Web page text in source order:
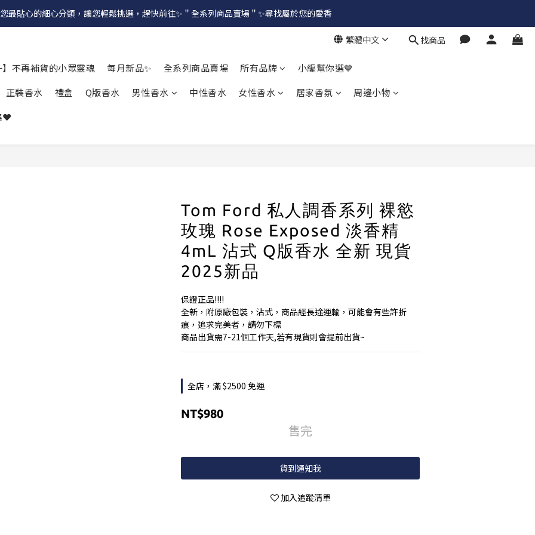
最貼心的細心分類，讓您輕鬆挑選，趕快前往✨＂全系列商品賣場＂✨尋找屬於您的愛香
繁體中文 找商品
不再補貨的小眾靈魂 每月新品✨ 全系列商品賣場 所有品牌
小編幫你選💙
正裝香水
禮盒 Q版香水 男性香水 中性香水 女性香水 居家香氛
周邊小物
❤️
Tom Ford 私人調香系列 裸慾
玫瑰 Rose Exposed 淡香精
4mL 沾式 Q版香水 全新 現貨
2025新品
保證正品!!!!
全新，附原廠包裝，沾式，商品經長途運輸，可能會有些許折
痕，追求完美者，請勿下標
商品出貨需7-21個工作天,若有現貨則會提前出貨~
全店，滿 $2500 免運
NT$980
售完
貨到通知我
加入追蹤清單